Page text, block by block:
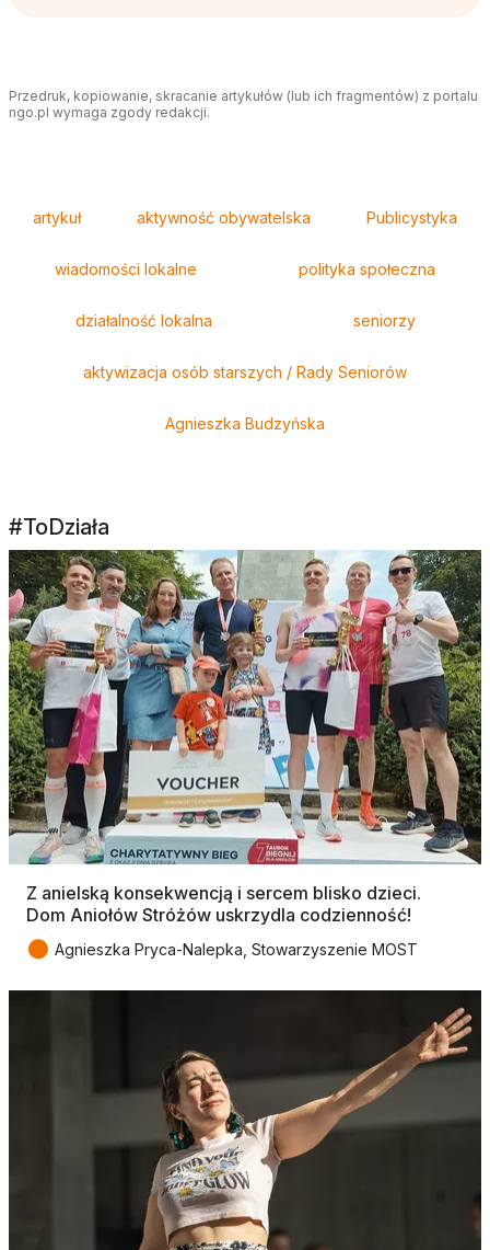
Przedruk, kopiowanie, skracanie artykułów (lub ich fragmentów) z portalu
ngo.pl wymaga zgody redakcji.
artykuł aktywność obywatelska Publicystyka
wiadomości lokalne polityka społeczna
działalność lokalna seniorzy
aktywizacja osób starszych / Rady Seniorów
Agnieszka Budzyńska
#ToDziała
Z anielską konsekwencją i sercem blisko dzieci.
Dom Aniołów Stróżów uskrzydla codzienność!
● Agnieszka Pryca-Nalepka, Stowarzyszenie MOST